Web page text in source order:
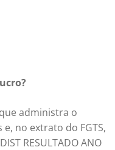
administra o
no extrato do FGTS,
RESULTADO ANO